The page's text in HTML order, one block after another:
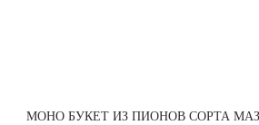
МОНО БУКЕТ ИЗ ПИОНОВ СОРТА